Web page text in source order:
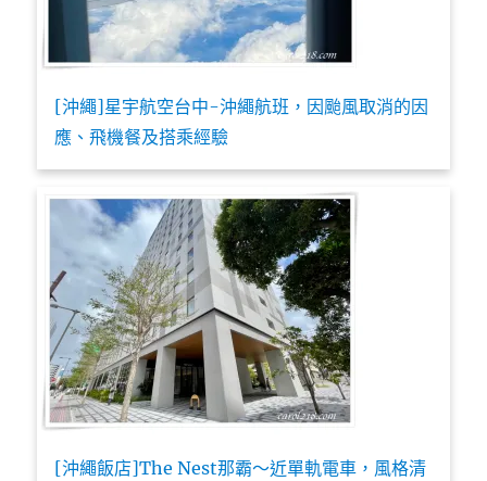
[沖繩]星宇航空台中-沖繩航班，因颱風取消的因
應、飛機餐及搭乘經驗
[沖繩飯店]The Nest那霸～近單軌電車，風格清